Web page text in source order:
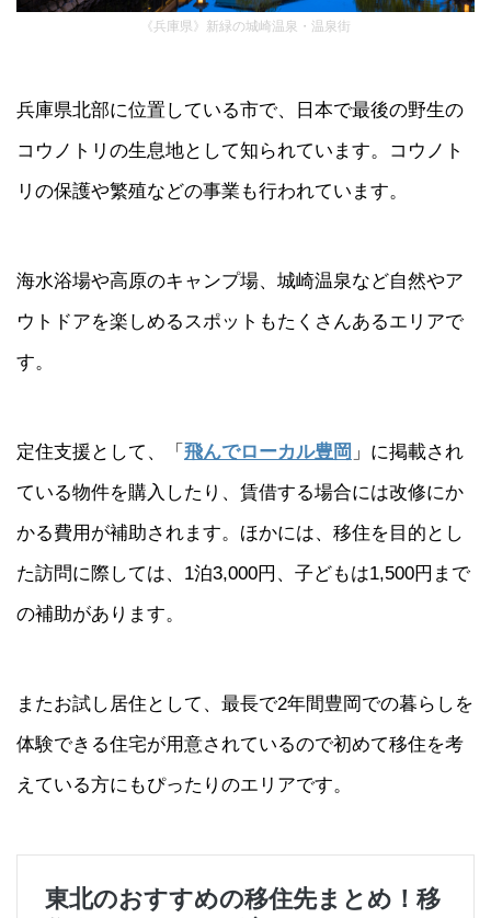
《兵庫県》新緑の城崎温泉・温泉街
兵庫県北部に位置している市で、日本で最後の野生の
コウノトリの生息地として知られています。コウノト
リの保護や繁殖などの事業も行われています。
海水浴場や高原のキャンプ場、城崎温泉など自然やア
ウトドアを楽しめるスポットもたくさんあるエリアで
す。
定住支援として、「 飛んでローカル豊岡 」に掲載され
ている物件を購入したり、賃借する場合には改修にか
かる費用が補助されます。ほかには、移住を目的とし
た訪問に際しては、1泊3,000円、子どもは1,500円まで
の補助があります。
またお試し居住として、最長で2年間豊岡での暮らしを
体験できる住宅が用意されているので初めて移住を考
えている方にもぴったりのエリアです。